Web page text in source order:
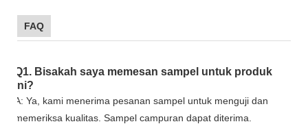
FAQ
Q1. Bisakah saya memesan sampel untuk produk
ini?
A: Ya, kami menerima pesanan sampel untuk menguji dan
memeriksa kualitas. Sampel campuran dapat diterima.